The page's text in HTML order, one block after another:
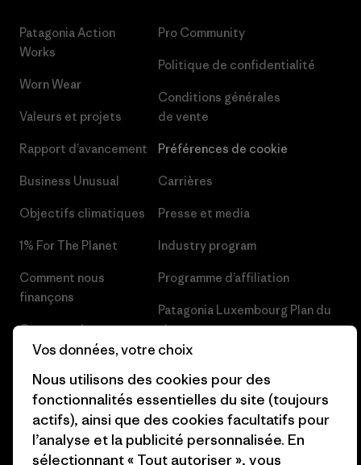
Patagonia Action
Works
Worn Wear
Valeurs et projets
Rapport d’avancement
Business Unusual
Objectifs climatiques
1% For The Planet
Comment nous
finançons
Cartes cadeaux
Pro Community
Politique de confidentialité
Conditions générales
de vente
Préférences de cookie
Carrières
Presse et media
Industry program
Programme d’affiliation
Patagonia Luxembourg Plan du
site
Vos données, votre choix
Nous utilisons des cookies pour des
fonctionnalités essentielles du site (toujours
actifs), ainsi que des cookies facultatifs pour
l’analyse et la publicité personnalisée. En
sélectionnant « Tout autoriser », vous